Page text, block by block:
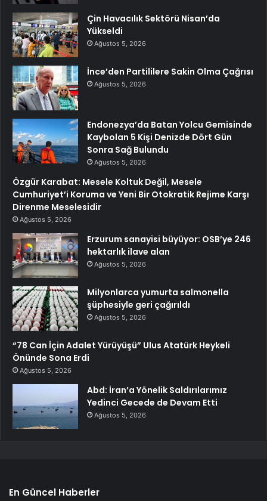
Çin Havacılık Sektörü Nisan’da
Yükseldi
Ağustos 5, 2026
İnce’den Partililere Sakin Olma Çağrısı
Ağustos 5, 2026
Endonezya’da Batan Yolcu Gemisinde
Kaybolan 5 Kişi Denizde Dört Gün
Sonra Sağ Bulundu
Ağustos 5, 2026
Özgür Karabat: Mesele Koltuk Değil, Mesele
Cumhuriyet’i Koruma ve Yeni Bir Otokratik Rejime Karşı
Direnme Meselesidir
Ağustos 5, 2026
Erzurum sanayisi büyüyor: OSB’ye 246
hektarlık ilave alan
Ağustos 5, 2026
Milyonlarca yumurta salmonella
şüphesiyle geri çağırıldı
Ağustos 5, 2026
“78 Can İçin Adalet Yürüyüşü” Ulus Atatürk Heykeli
Önünde Sona Erdi
Ağustos 5, 2026
Abd: İran’a Yönelik Saldırılarımız
Yedinci Gecede de Devam Etti
Ağustos 5, 2026
En Güncel Haberler